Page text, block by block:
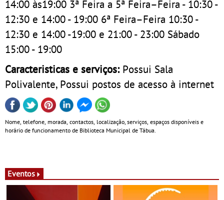
14:00 às19:00 3ª Feira a 5ª Feira–Feira - 10:30 -
12:30 e 14:00 - 19:00 6ª Feira–Feira 10:30 -
12:30 e 14:00 -19:00 e 21:00 - 23:00 Sábado
15:00 - 19:00
Caracteristicas e serviços: Possui Sala
Polivalente, Possui postos de acesso à internet
Nome, telefone, morada, contactos, localização, serviços, espaços disponíveis e
horário de funcionamento de Biblioteca Municipal de Tábua.
Eventos